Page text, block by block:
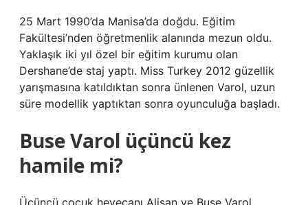
25 Mart 1990’da Manisa’da doğdu. Eğitim
Fakültesi’nden öğretmenlik alanında mezun oldu.
Yaklaşık iki yıl özel bir eğitim kurumu olan
Dershane’de staj yaptı. Miss Turkey 2012 güzellik
yarışmasına katıldıktan sonra ünlenen Varol, uzun
süre modellik yaptıktan sonra oyunculuğa başladı.
Buse Varol üçüncü kez
hamile mi?
Üçüncü çocuk heyecanı Alişan ve Buse Varol